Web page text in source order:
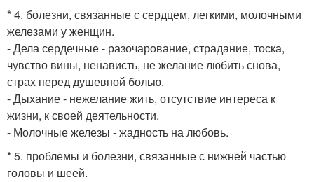
* 4. болезни, связанные с сердцем, легкими, молочными
железами у женщин.
- Дела сердечные - разочарование, страдание, тоска,
чувство вины, ненависть, не желание любить снова,
страх перед душевной болью.
- Дыхание - нежелание жить, отсутствие интереса к
жизни, к своей деятельности.
- Молочные железы - жадность на любовь.
* 5. проблемы и болезни, связанные с нижней частью
головы и шеей.